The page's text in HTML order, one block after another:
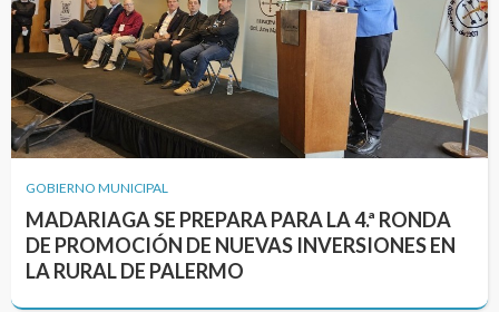
GOBIERNO MUNICIPAL
MADARIAGA SE PREPARA PARA LA 4.ª RONDA
DE PROMOCIÓN DE NUEVAS INVERSIONES EN
LA RURAL DE PALERMO